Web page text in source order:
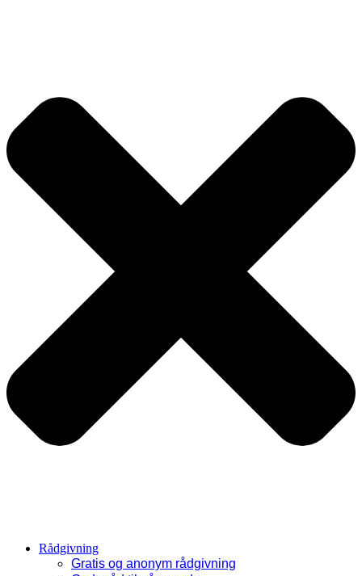
Rådgivning
Gratis og anonym rådgivning